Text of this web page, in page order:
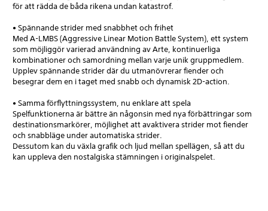
för att rädda de båda rikena undan katastrof.
• Spännande strider med snabbhet och frihet
Med A-LMBS (Aggressive Linear Motion Battle System), ett system
som möjliggör varierad användning av Arte, kontinuerliga
kombinationer och samordning mellan varje unik gruppmedlem.
Upplev spännande strider där du utmanövrerar fiender och
besegrar dem en i taget med snabb och dynamisk 2D-action.
• Samma förflyttningssystem, nu enklare att spela
Spelfunktionerna är bättre än någonsin med nya förbättringar som
destinationsmarkörer, möjlighet att avaktivera strider mot fiender
och snabbläge under automatiska strider.
Dessutom kan du växla grafik och ljud mellan spellägen, så att du
kan uppleva den nostalgiska stämningen i originalspelet.